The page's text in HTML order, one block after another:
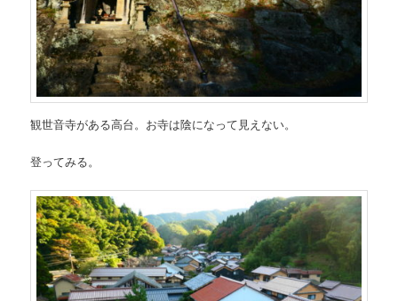
観世音寺がある高台。お寺は陰になって見えない。
登ってみる。